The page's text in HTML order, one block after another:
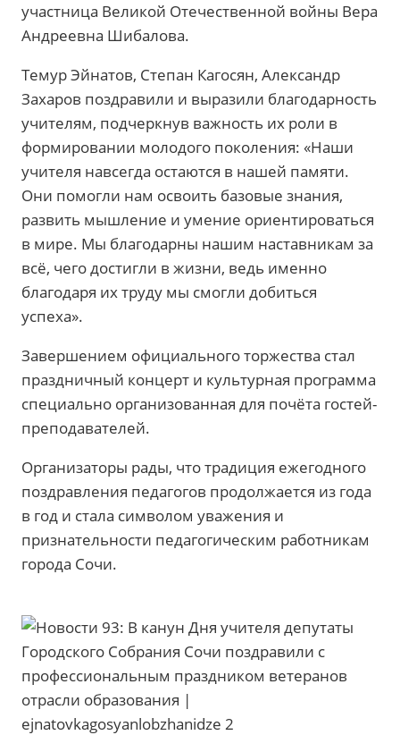
участница Великой Отечественной войны Вера
Андреевна Шибалова.
Темур Эйнатов, Степан Кагосян, Александр
Захаров поздравили и выразили благодарность
учителям, подчеркнув важность их роли в
формировании молодого поколения: «Наши
учителя навсегда остаются в нашей памяти.
Они помогли нам освоить базовые знания,
развить мышление и умение ориентироваться
в мире. Мы благодарны нашим наставникам за
всё, чего достигли в жизни, ведь именно
благодаря их труду мы смогли добиться
успеха».
Завершением официального торжества стал
праздничный концерт и культурная программа
специально организованная для почёта гостей-
преподавателей.
Организаторы рады, что традиция ежегодного
поздравления педагогов продолжается из года
в год и стала символом уважения и
признательности педагогическим работникам
города Сочи.